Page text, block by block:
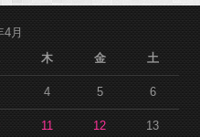
4月
木 金 土
4 5 6
11 12 13